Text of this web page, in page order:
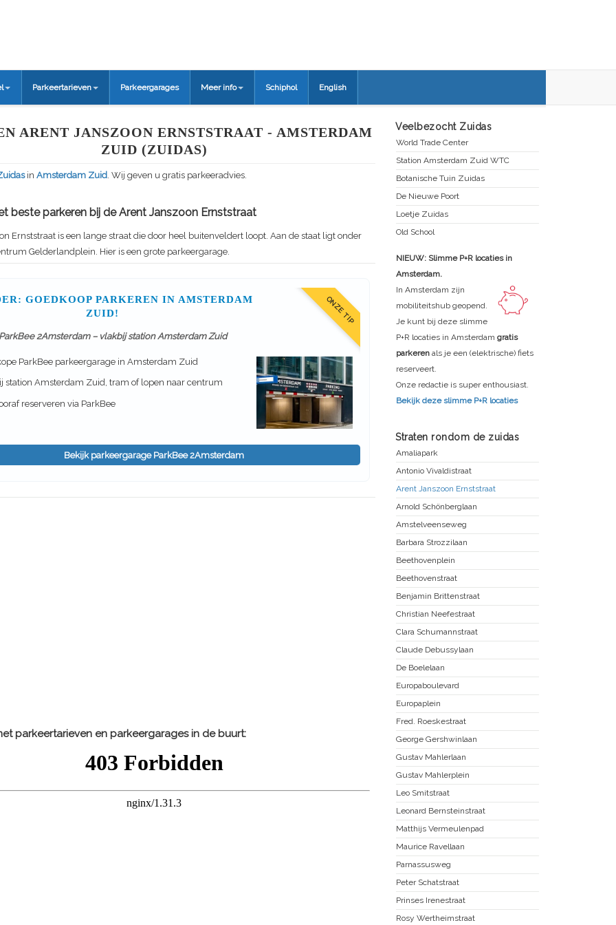
Parkeertarieven Parkeergarages Meer info Schiphol English
ARENT JANSZOON ERNSTSTRAAT - AMSTERDAM
ZUID (ZUIDAS)
in Amsterdam Zuid . Wij geven u gratis parkeeradvies.
beste parkeren bij de Arent Janszoon Ernststraat
Ernststraat is een lange straat die door heel buitenveldert loopt. Aan de staat ligt onder
Gelderlandplein. Hier is een grote parkeergarage.
ONZE TIP
GOEDKOOP PARKEREN IN AMSTERDAM
ZUID!
ParkBee 2Amsterdam – vlakbij station Amsterdam Zuid
ParkBee parkeergarage in Amsterdam Zuid
station Amsterdam Zuid, tram of lopen naar centrum
reserveren via ParkBee
Bekijk parkeergarage ParkBee 2Amsterdam
parkeertarieven en parkeergarages in de buurt:
Veelbezocht Zuidas
World Trade Center
Station Amsterdam Zuid WTC
Botanische Tuin Zuidas
De Nieuwe Poort
Loetje Zuidas
Old School
NIEUW: Slimme P+R locaties in
Amsterdam.
In Amsterdam zijn
mobiliteitshub geopend.
Je kunt bij deze slimme
P+R locaties in Amsterdam gratis
parkeren als je een (elektrische) fiets
reserveert.
Onze redactie is super enthousiast.
Bekijk deze slimme P+R locaties
Straten rondom de zuidas
Amaliapark
Antonio Vivaldistraat
Arent Janszoon Ernststraat
Arnold Schönberglaan
Amstelveenseweg
Barbara Strozzilaan
Beethovenplein
Beethovenstraat
Benjamin Brittenstraat
Christian Neefestraat
Clara Schumannstraat
Claude Debussylaan
De Boelelaan
Europaboulevard
Europaplein
Fred. Roeskestraat
George Gershwinlaan
Gustav Mahlerlaan
Gustav Mahlerplein
Leo Smitstraat
Leonard Bernsteinstraat
Matthijs Vermeulenpad
Maurice Ravellaan
Parnassusweg
Peter Schatstraat
Prinses Irenestraat
Rosy Wertheimstraat